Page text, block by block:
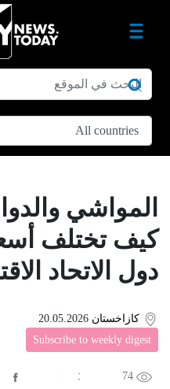
المواشي
كيف تختلف
دول الاتحاد
كازاخستان 20.05.2026
Subscribe to weekly digest
74
中文
DE عربى